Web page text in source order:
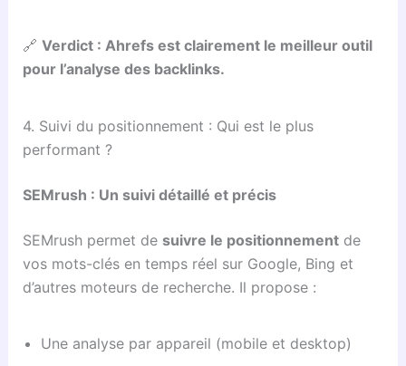
🔗 Verdict : Ahrefs est clairement le meilleur outil
pour l’analyse des backlinks.
4. Suivi du positionnement : Qui est le plus
performant ?
SEMrush : Un suivi détaillé et précis
SEMrush permet de suivre le positionnementde
vos mots-clés en temps réel sur Google, Bing et
d’autres moteurs de recherche. Il propose :
Une analyse par appareil (mobile et desktop)